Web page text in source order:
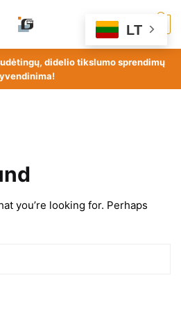
didelio tikslumo sprendimų
you’re looking for. Perhaps
LT